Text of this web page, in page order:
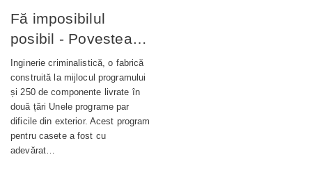
Fă imposibilul
posibil - Povestea
completă din spatele
unui terminal bancar
de autoservire de
nouă generație
Inginerie criminalistică, o fabrică
construită la mijlocul programului
și 250 de componente livrate în
două țări Unele programe par
dificile din exterior. Acest program
pentru casete a fost cu
adevărat…